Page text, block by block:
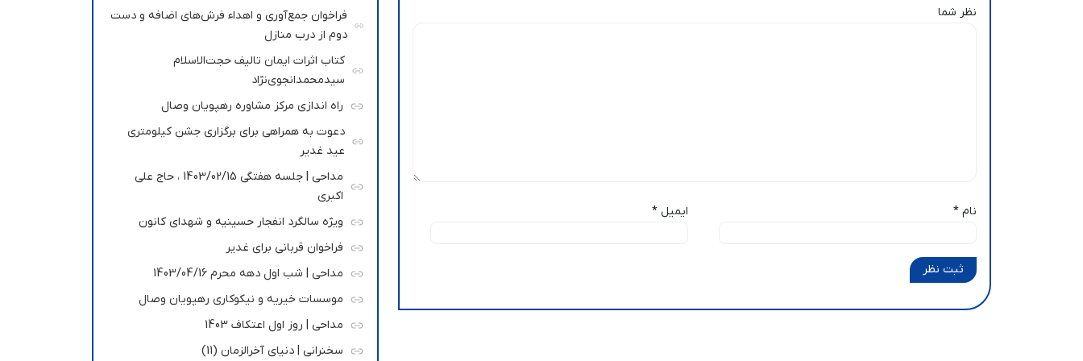
نظر شما
نام * ایمیل *
ثبت نظر
فراخوان جمع‌آوری و اهداء فرش‌های اضافه و دست
دوم از درب منازل
کتاب اثرات ایمان تالیف حجت‌الاسلام
سیدمحمدانجوی‌نژاد
راه اندازی مرکز مشاوره رهپویان وصال
دعوت به همراهی برای برگزاری جشن کیلومتری
عید غدیر
مداحی | جلسه هفتگی 1403/02/15 ، حاج علی
اکبری
ویژه سالگرد انفجار حسینیه و شهدای کانون
فراخوان قربانی برای غدیر
مداحی | شب اول دهه محرم 1403/04/16
موسسات خیریه و نیکوکاری رهپویان وصال
مداحی | روز اول اعتکاف 1403
سخنرانی | دنیای آخرالزمان (11)